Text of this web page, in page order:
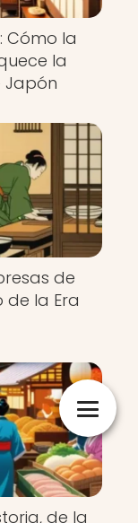
Cómo la
la
Japón
de
de la Era
de la